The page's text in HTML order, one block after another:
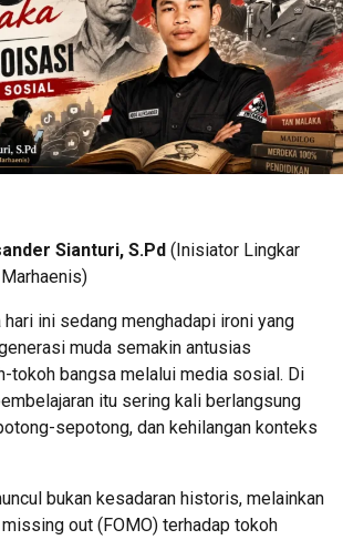
Sianturi, S.Pd (Inisiator Lingkar
ini sedang menghadapi ironi yang
muda semakin antusias
tokoh bangsa melalui media sosial. Di
itu sering kali berlangsung
sepotong, dan kehilangan konteks
bukan kesadaran historis, melainkan
out (FOMO) terhadap tokoh